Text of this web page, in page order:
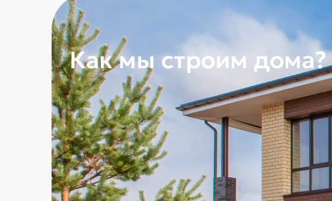
Как мы строим дома?
Плиты ЖБИ
Плиты ЖБИ применяем между